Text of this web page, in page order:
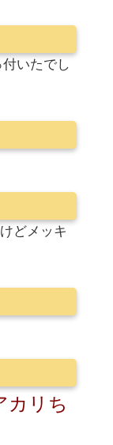
いたでし
どメッキ
カリち